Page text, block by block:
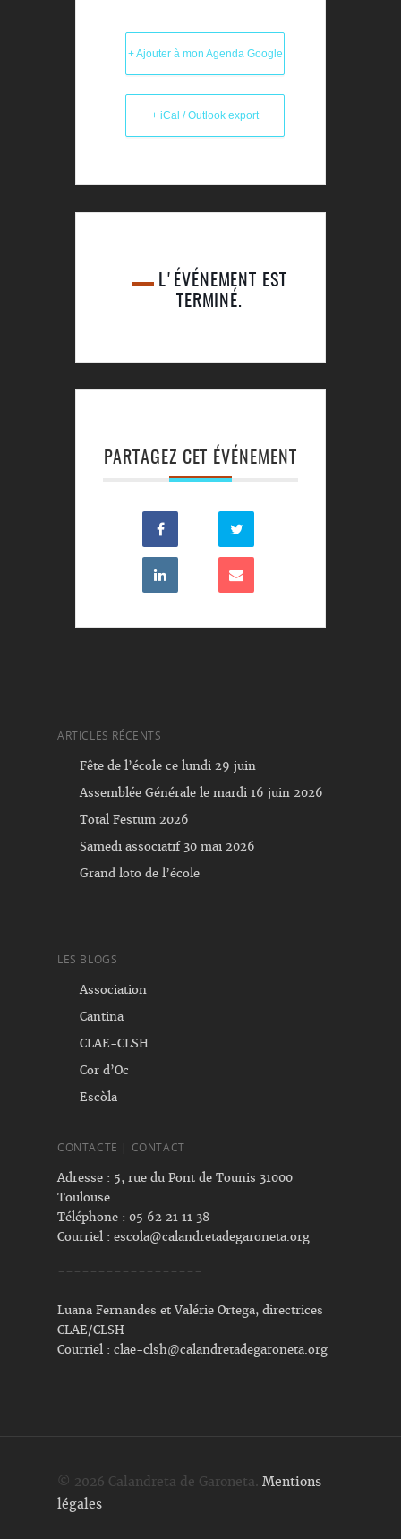
+ Ajouter à mon Agenda Google
+ iCal / Outlook export
L'ÉVÉNEMENT EST
TERMINÉ.
PARTAGEZ CET ÉVÉNEMENT
ARTICLES RÉCENTS
Fête de l’école ce lundi 29 juin
Assemblée Générale le mardi 16 juin 2026
Total Festum 2026
Samedi associatif 30 mai 2026
Grand loto de l’école
LES BLOGS
Association
Cantina
CLAE-CLSH
Cor d’Oc
Escòla
CONTACTE | CONTACT
Adresse : 5, rue du Pont de Tounis 31000
Toulouse
Téléphone : 05 62 21 11 38
Courriel : escola@calandretadegaroneta.org
------------------
Luana Fernandes et Valérie Ortega, directrices
CLAE/CLSH
Courriel : clae-clsh@calandretadegaroneta.org
© 2026 Calandreta de Garoneta. Mentions
légales